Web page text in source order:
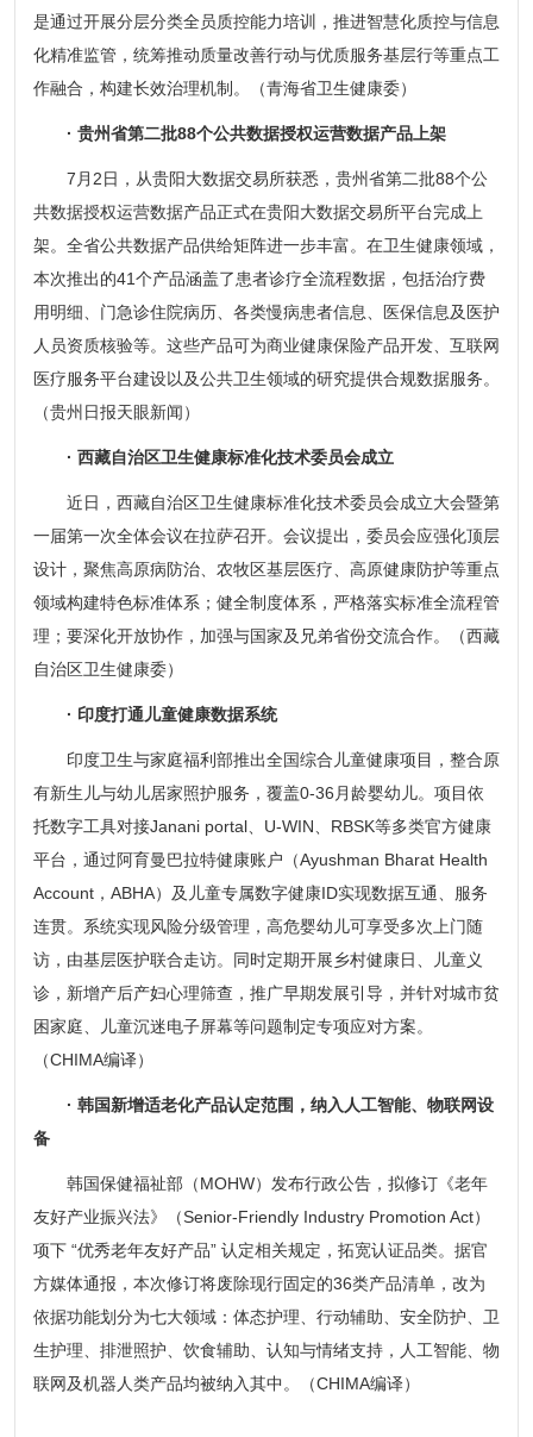
是通过开展分层分类全员质控能力培训，推进智慧化质控与信息
化精准监管，统筹推动质量改善行动与优质服务基层行等重点工
作融合，构建长效治理机制。（青海省卫生健康委）
· 贵州省第二批88个公共数据授权运营数据产品上架
7月2日，从贵阳大数据交易所获悉，贵州省第二批88个公
共数据授权运营数据产品正式在贵阳大数据交易所平台完成上
架。全省公共数据产品供给矩阵进一步丰富。在卫生健康领域，
本次推出的41个产品涵盖了患者诊疗全流程数据，包括治疗费
用明细、门急诊住院病历、各类慢病患者信息、医保信息及医护
人员资质核验等。这些产品可为商业健康保险产品开发、互联网
医疗服务平台建设以及公共卫生领域的研究提供合规数据服务。
（贵州日报天眼新闻）
· 西藏自治区卫生健康标准化技术委员会成立
近日，西藏自治区卫生健康标准化技术委员会成立大会暨第
一届第一次全体会议在拉萨召开。会议提出，委员会应强化顶层
设计，聚焦高原病防治、农牧区基层医疗、高原健康防护等重点
领域构建特色标准体系；健全制度体系，严格落实标准全流程管
理；要深化开放协作，加强与国家及兄弟省份交流合作。（西藏
自治区卫生健康委）
· 印度打通儿童健康数据系统
印度卫生与家庭福利部推出全国综合儿童健康项目，整合原
有新生儿与幼儿居家照护服务，覆盖0-36月龄婴幼儿。项目依
托数字工具对接Janani portal、U-WIN、RBSK等多类官方健康
平台，通过阿育曼巴拉特健康账户（Ayushman Bharat Health
Account，ABHA）及儿童专属数字健康ID实现数据互通、服务
连贯。系统实现风险分级管理，高危婴幼儿可享受多次上门随
访，由基层医护联合走访。同时定期开展乡村健康日、儿童义
诊，新增产后产妇心理筛查，推广早期发展引导，并针对城市贫
困家庭、儿童沉迷电子屏幕等问题制定专项应对方案。
（CHIMA编译）
· 韩国新增适老化产品认定范围，纳入人工智能、物联网设
备
韩国保健福祉部（MOHW）发布行政公告，拟修订《老年
友好产业振兴法》（Senior-Friendly Industry Promotion Act）
项下 “优秀老年友好产品” 认定相关规定，拓宽认证品类。据官
方媒体通报，本次修订将废除现行固定的36类产品清单，改为
依据功能划分为七大领域：体态护理、行动辅助、安全防护、卫
生护理、排泄照护、饮食辅助、认知与情绪支持，人工智能、物
联网及机器人类产品均被纳入其中。（CHIMA编译）